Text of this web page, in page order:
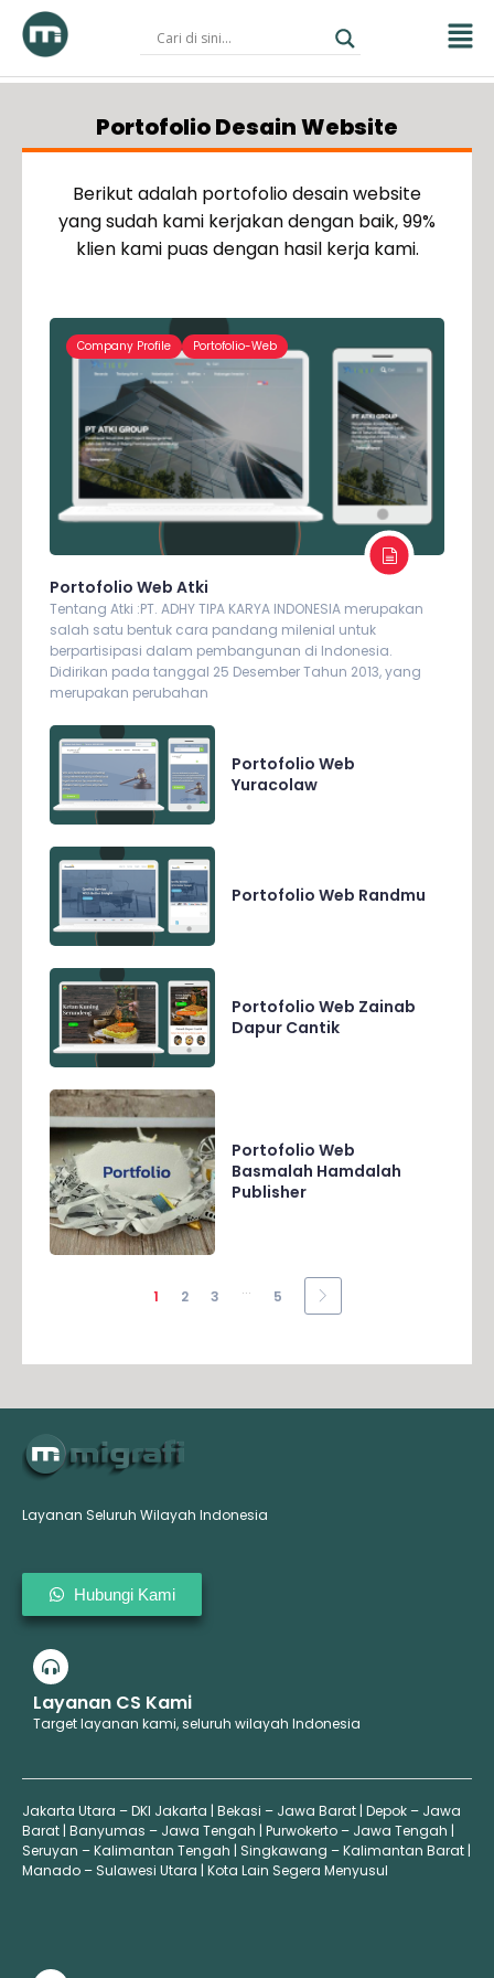
Skip
to
Portofolio Desain Website
Berikut adalah portofolio desain website
yang sudah kami kerjakan dengan baik, 99%
klien kami puas dengan hasil kerja kami.
Company Profile Portofolio-Web
Portofolio Web Atki
Tentang Atki :PT. ADHY TIPA KARYA INDONESIA merupakan
salah satu bentuk cara pandang milenial untuk
berpartisipasi dalam pembangunan di Indonesia.
Didirikan pada tanggal 25 Desember Tahun 2013, yang
merupakan perubahan
Portofolio Web
Yuracolaw
Portofolio Web Randmu
Portofolio Web Zainab
Dapur Cantik
Portofolio Web
Basmalah Hamdalah
Publisher
1 2 3 ... 5
Layanan Seluruh Wilayah Indonesia
Hubungi Kami
Layanan CS Kami
Target layanan kami, seluruh wilayah Indonesia
Jakarta Utara – DKI Jakarta | Bekasi – Jawa Barat | Depok – Jawa
Barat | Banyumas – Jawa Tengah | Purwokerto – Jawa Tengah |
Seruyan – Kalimantan Tengah | Singkawang – Kalimantan Barat |
Manado – Sulawesi Utara | Kota Lain Segera Menyusul